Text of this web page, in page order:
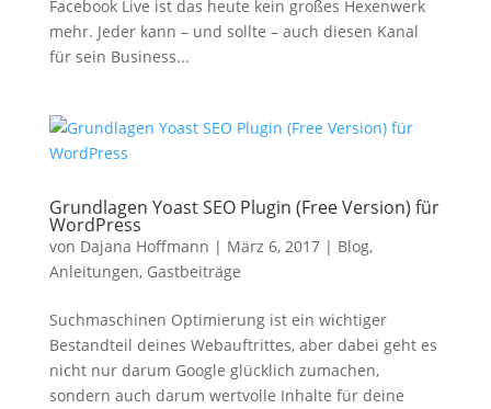
Facebook Live ist das heute kein großes Hexenwerk
mehr. Jeder kann – und sollte – auch diesen Kanal
für sein Business...
Grundlagen Yoast SEO Plugin (Free Version) für
WordPress
von Dajana Hoffmann | März 6, 2017| Blog,
Anleitungen, Gastbeiträge
Suchmaschinen Optimierung ist ein wichtiger
Bestandteil deines Webauftrittes, aber dabei geht es
nicht nur darum Google glücklich zumachen,
sondern auch darum wertvolle Inhalte für deine